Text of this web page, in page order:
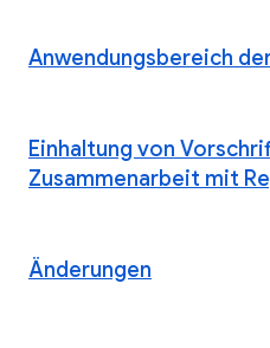
Anwendungsbereich
Einhaltung von
Zusammenarbeit mit
Änderungen